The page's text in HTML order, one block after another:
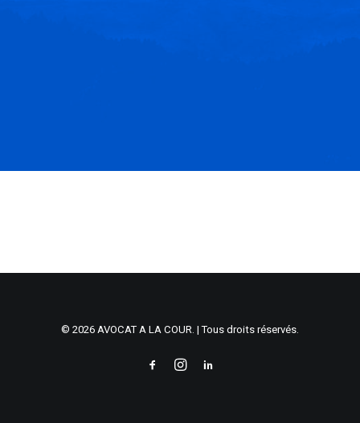
© 2026 AVOCAT A LA COUR. | Tous droits réservés.